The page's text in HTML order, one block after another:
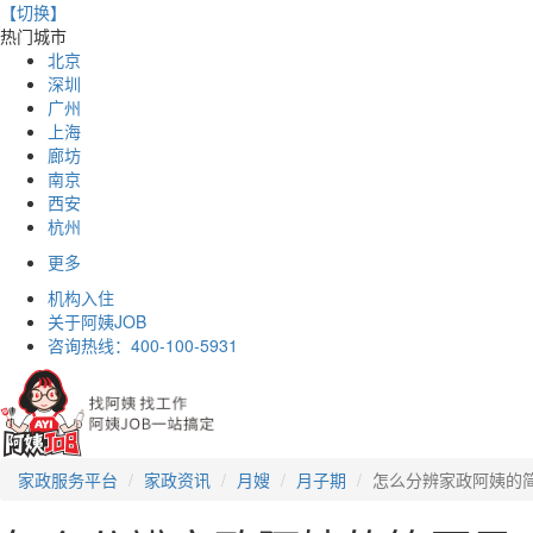
【切换】
热门城市
北京
深圳
广州
上海
廊坊
南京
西安
杭州
更多
机构入住
关于阿姨JOB
咨询热线： 400-100-5931
家政服务平台 家政资讯 月嫂 月子期 怎么分辨家政阿姨的